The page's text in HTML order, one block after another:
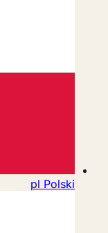
pl Polski